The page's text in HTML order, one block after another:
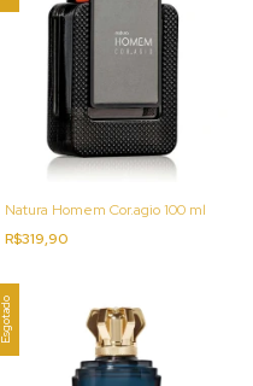
Natura Homem Cor.agio 100 ml
R$319,90
Esgotado